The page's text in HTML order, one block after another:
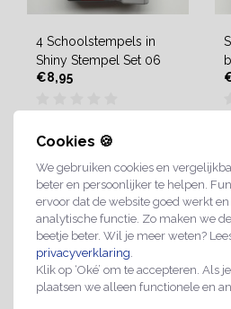
Cookies 🍪
We gebruiken cookies en
beter en persoonlijker te helpen.
ervoor dat de website goed werkt
analytische functie. Zo maken we
beetje beter. Wil je meer weten?
privacyverklaring
Klik op ‘Oké’ om te accepteren. Als
plaatsen we alleen functionele en
4 Schoolstempels in
Shiny Stempel Set 06
€8,95